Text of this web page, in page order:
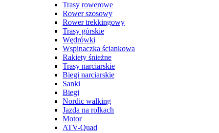
Trasy rowerowe
Rower szosowy
Rower trekkingowy
Trasy górskie
Wędrówki
Wspinaczka ściankowa
Rakiety śnieżne
Trasy narciarskie
Biegi narciarskie
Sanki
Biegi
Nordic walking
Jazda na rolkach
Motor
ATV-Quad